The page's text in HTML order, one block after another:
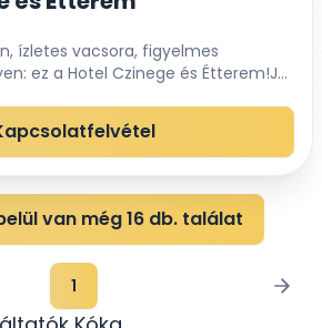
ízletes vacsora, figyelmes
ez a Hotel Czinege és Étterem!Jól
kellemes, természetes
parkolási lehetőséggel r...
van még 16 db. találat
1